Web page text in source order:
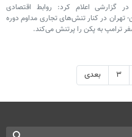
در گزارشی اعلام کرد: روابط اقتصادی
تهران در کنار تنش‌های تجاری مداوم دوره
ترامپ به پکن را پرتنش می‌کند.
۳ بعدی